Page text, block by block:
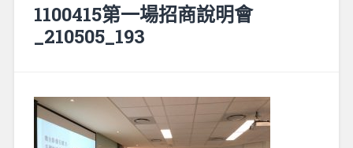
1100415第一場招商說明會
_210505_193